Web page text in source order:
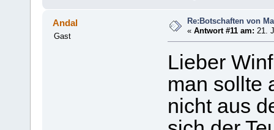
Andal
Gast
Re:Botschaften von
«Antwort #11 am: 21.
Lieber
man sollte
nicht aus